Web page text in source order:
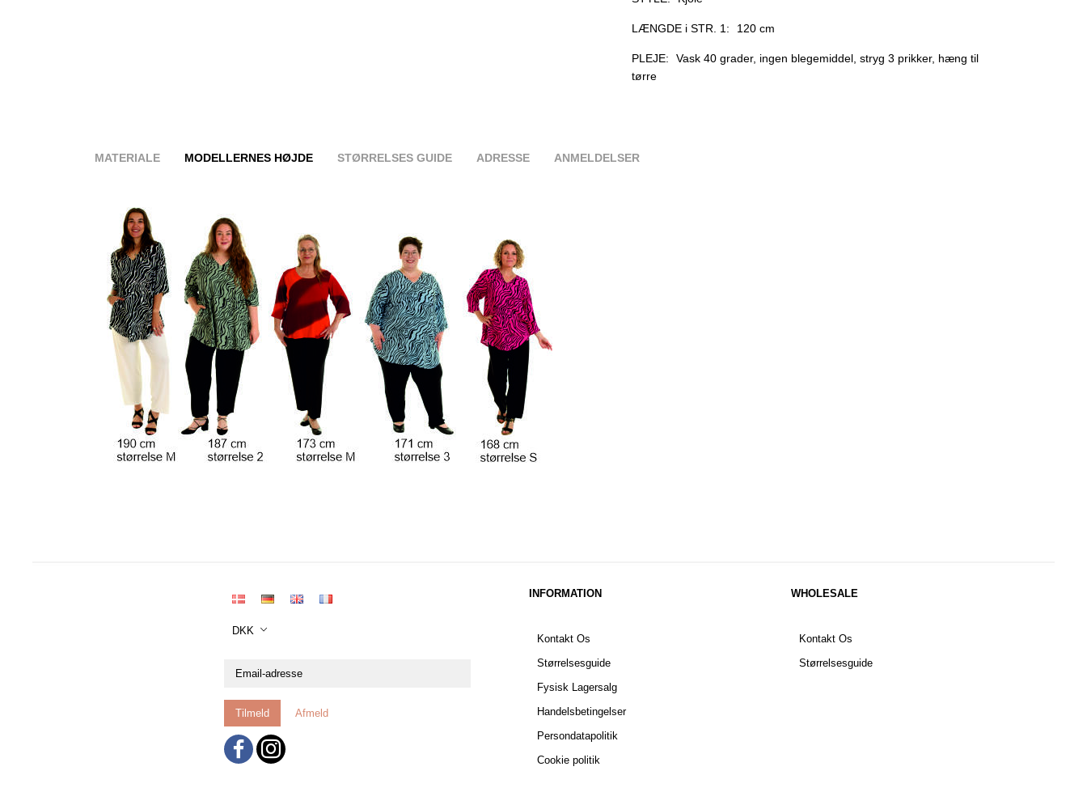
LÆNGDE i STR. 1: 120 cm
PLEJE:
Vask 40 grader, ingen blegemiddel, stryg 3 prikker, hæng til
tørre
MATERIALE MODELLERNES HØJDE STØRRELSES GUIDE ADRESSE ANMELDELSER
DKK
Email-
Tilmeld Afmeld
INFORMATION
Kontakt Os
Størrelsesguide
Fysisk Lagersalg
Handelsbetingelser
Persondatapolitik
Cookie politik
WHOLESALE
Kontakt Os
Størrelsesguide